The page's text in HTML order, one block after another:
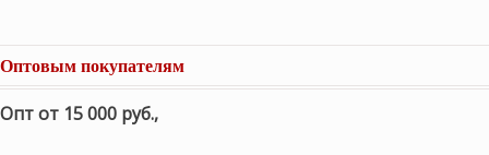
Оптовым покупателям
Опт от 15 000 руб.,